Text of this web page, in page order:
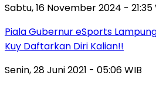
Sabtu, 16 November 2024 - 21:35
Piala Gubernur eSports
Kuy Daftarkan Diri Kalian!!
Senin, 28 Juni 2021 - 05:06 WIB